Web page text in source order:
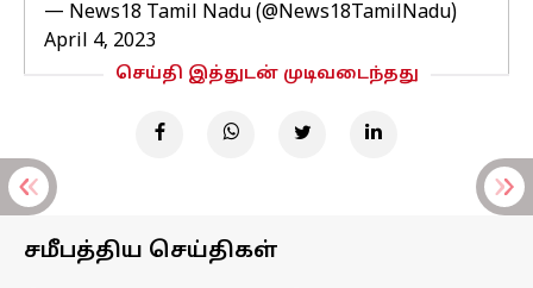
— News18 Tamil Nadu (@News18TamilNadu)
April 4, 2023
செய்தி இத்துடன் முடிவடைந்தது
சமீபத்திய செய்திகள்